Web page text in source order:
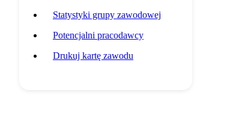
Statystyki grupy zawodowej
Potencjalni pracodawcy
Drukuj kartę zawodu